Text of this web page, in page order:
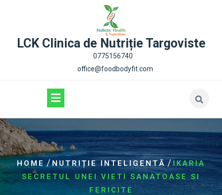
LCK Clinica de Nutriție Targoviste
0775156740
office@foodbodyfit.com
HOME/NUTRIȚIE INTELIGENTĂ /IKARIA
SECRETUL UNEI VIETI SANATOASE SI
FERICITE